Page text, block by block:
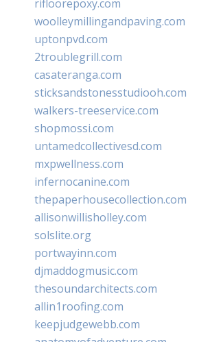
rifloorepoxy.com
woolleymillingandpaving.com
uptonpvd.com
2troublegrill.com
casateranga.com
sticksandstonesstudiooh.com
walkers-treeservice.com
shopmossi.com
untamedcollectivesd.com
mxpwellness.com
infernocanine.com
thepaperhousecollection.com
allisonwillisholley.com
solslite.org
portwayinn.com
djmaddogmusic.com
thesoundarchitects.com
allin1roofing.com
keepjudgewebb.com